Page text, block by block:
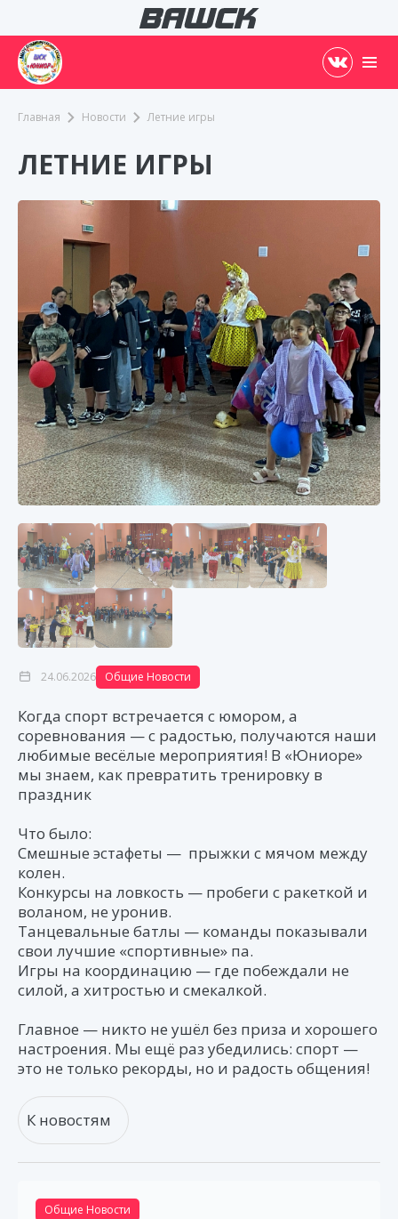
Главная Новости Летние игры
ЛЕТНИЕ ИГРЫ
24.06.2026 Общие Новости
Когда спорт встречается с юмором, а
соревнования — с радостью, получаются наши
любимые весёлые мероприятия! В «Юниоре»
мы знаем, как превратить тренировку в
праздник
Что было:
Смешные эстафеты — прыжки с мячом между
колен.
Конкурсы на ловкость — пробеги с ракеткой и
воланом, не уронив.
Танцевальные батлы — команды показывали
свои лучшие «спортивные» па.
Игры на координацию — где побеждали не
силой, а хитростью и смекалкой.
Главное — никто не ушёл без приза и хорошего
настроения. Мы ещё раз убедились: спорт —
это не только рекорды, но и радость общения!
К новостям
Общие Новости